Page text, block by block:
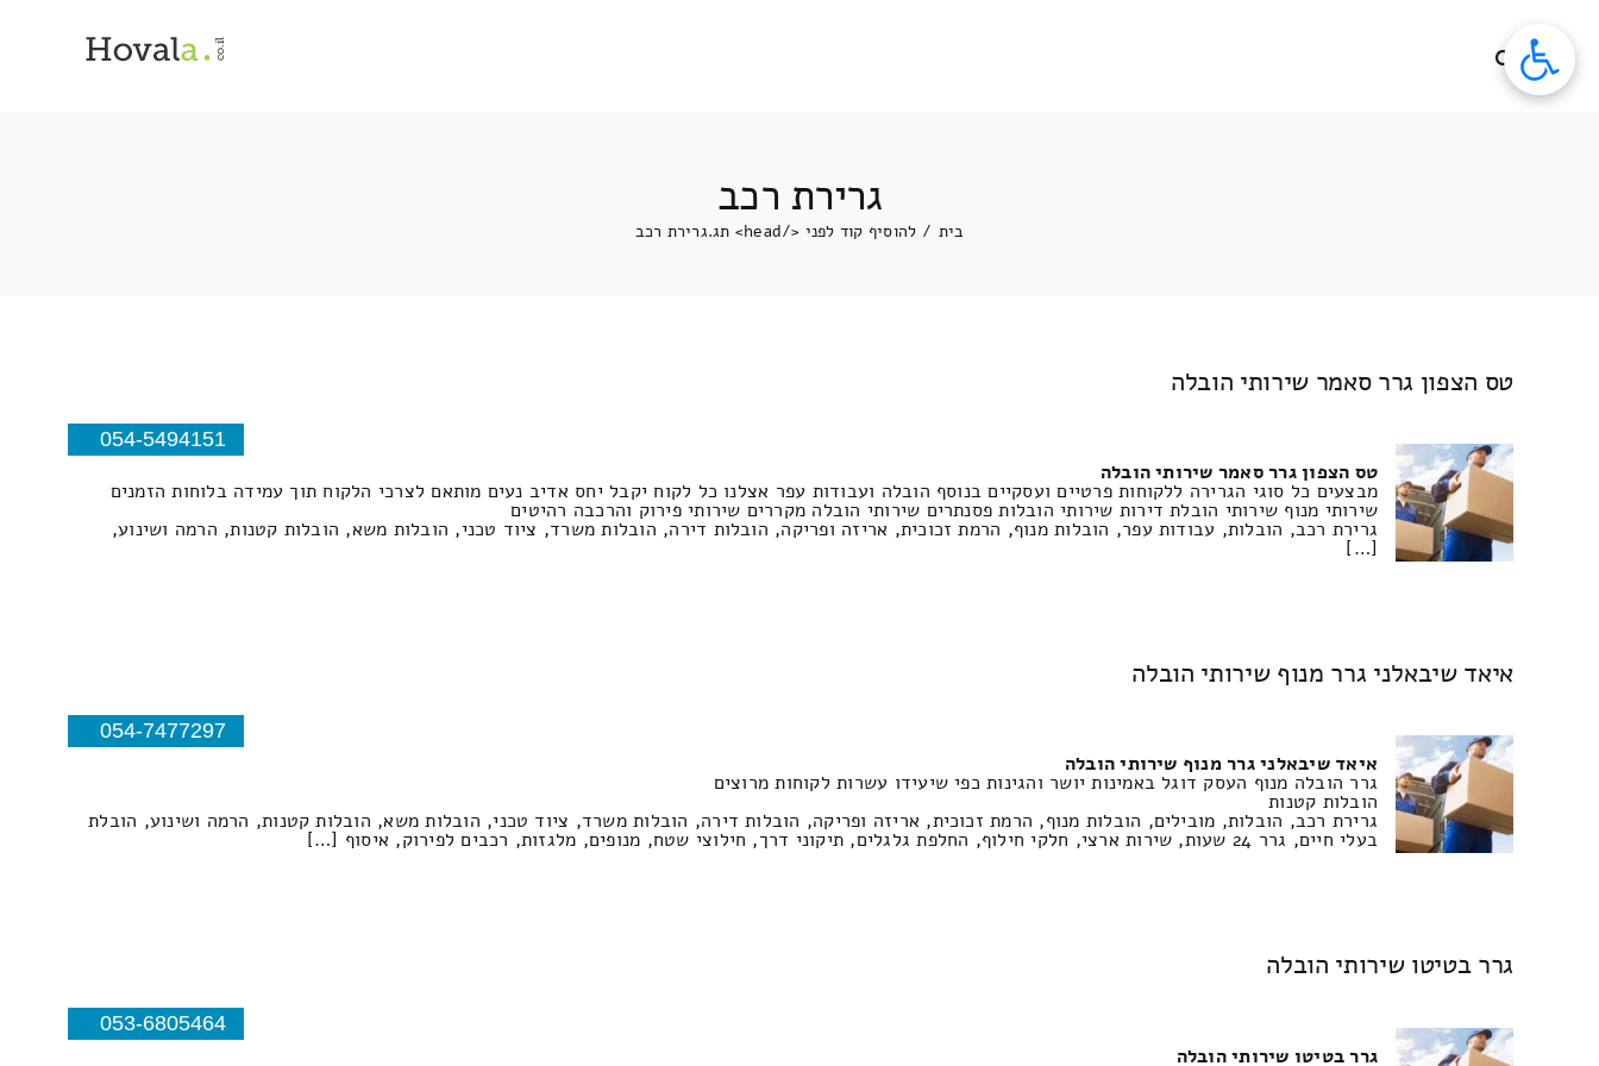
גרירת רכב
בית / להוסיף קוד לפני </head> תג. גרירת רכב
טס הצפון גרר סאמר שירותי הובלה
054-5494151
טס הצפון גרר סאמר שירותי הובלה
מבצעים כל סוגי הגרירה ללקוחות פרטיים ועסקיים בנוסף הובלה ועבודות עפר אצלנו כל לקוח יקבל יחס אדיב נעים מותאם לצרכי הלקוח תוך עמידה בלוחות הזמנים
שירותי מנוף שירותי הובלת דירות שירותי הובלות פסנתרים שירותי הובלה מקררים שירותי פירוק והרכבה רהיטים
גרירת רכב, הובלות, עבודות עפר, הובלות מנוף, הרמת זכוכית, אריזה ופריקה, הובלות דירה, הובלות משרד, ציוד טכני, הובלות משא, הובלות קטנות, הרמה ושינוע,
[…]
איאד שיבאלני גרר מנוף שירותי הובלה
054-7477297
איאד שיבאלני גרר מנוף שירותי הובלה
גרר הובלה מנוף העסק דוגל באמינות יושר והגינות כפי שיעידו עשרות לקוחות מרוצים
הובלות קטנות
גרירת רכב, הובלות, מובילים, הובלות מנוף, הרמת זכוכית, אריזה ופריקה, הובלות דירה, הובלות משרד, ציוד טכני, הובלות משא, הובלות קטנות, הרמה ושינוע, הובלת
בעלי חיים, גרר 24 שעות, שירות ארצי, חלקי חילוף, החלפת גלגלים, תיקוני דרך, חילוצי שטח, מנופים, מלגזות, רכבים לפירוק, איסוף […]
גרר בטיטו שירותי הובלה
053-6805464
גרר בטיטו שירותי הובלה